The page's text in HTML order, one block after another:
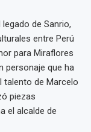
de Sanrio,
entre Perú
para Miraflores
personaje que ha
talento de Marcelo
piezas
el alcalde de